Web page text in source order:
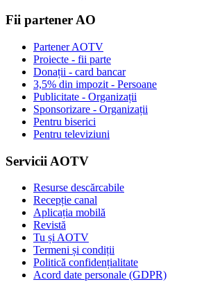
Fii partener AO
Partener AOTV
Proiecte - fii parte
Donații - card bancar
3,5% din impozit - Persoane
Publicitate - Organizații
Sponsorizare - Organizații
Pentru biserici
Pentru televiziuni
Servicii AOTV
Resurse descărcabile
Recepție canal
Aplicația mobilă
Revistă
Tu și AOTV
Termeni și condiții
Politică confidențialitate
Acord date personale (GDPR)